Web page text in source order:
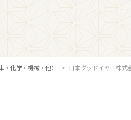
・化学・機械・他） 日本グッドイヤー株式